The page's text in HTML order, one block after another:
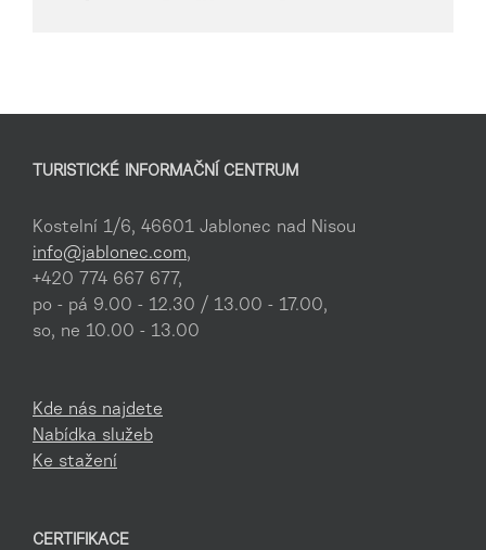
TURISTICKÉ INFORMAČNÍ CENTRUM
Kostelní 1/6, 46601 Jablonec nad Nisou
info@jablonec.com,
+420 774 667 677,
po - pá 9.00 - 12.30 / 13.00 - 17.00,
so, ne 10.00 - 13.00
Kde nás najdete
Nabídka služeb
Ke stažení
CERTIFIKACE